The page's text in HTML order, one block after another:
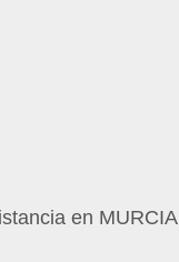
en MURCIA